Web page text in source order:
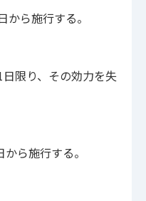
ら施行する。
限り、その効力を失
ら施行する。